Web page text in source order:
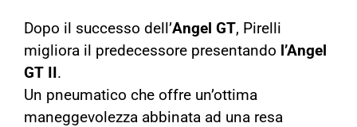
Dopo il successo dell’Angel GT, Pirelli
migliora il predecessore presentando l’Angel
GT II .
Un pneumatico che offre un’ottima
maneggevolezza abbinata ad una resa